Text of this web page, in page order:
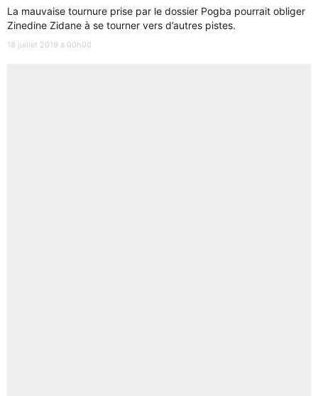
La mauvaise tournure prise par le dossier Pogba pourrait obliger
Zinedine Zidane à se tourner vers d’autres pistes.
18 juillet 2019 à 00h00